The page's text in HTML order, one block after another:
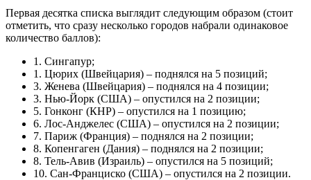
Первая десятка списка выглядит следующим образом (стоит
отметить, что сразу несколько городов набрали одинаковое
количество баллов):
1. Сингапур;
1. Цюрих (Швейцария) – поднялся на 5 позиций;
3. Женева (Швейцария) – поднялся на 4 позиции;
3. Нью-Йорк (США) – опустился на 2 позиции;
5. Гонконг (КНР) – опустился на 1 позицию;
6. Лос-Анджелес (США) – опустился на 2 позиции;
7. Париж (Франция) – поднялся на 2 позиции;
8. Копенгаген (Дания) – поднялся на 2 позиции;
8. Тель-Авив (Израиль) – опустился на 5 позиций;
10. Сан-Франциско (США) – опустился на 2 позиции.